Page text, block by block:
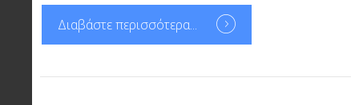
Διαβάστε περισσότερα...